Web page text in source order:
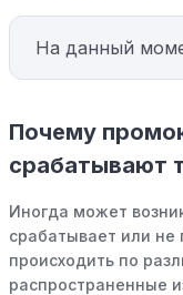
На данный
Почему
срабатывают
Иногда может
срабатывает или
происходить по
распространенные